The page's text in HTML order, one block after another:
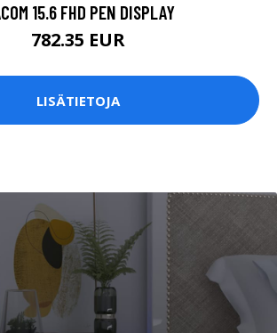
15.6 FHD PEN DISPLAY
782.35 EUR
LISÄTIETOJA